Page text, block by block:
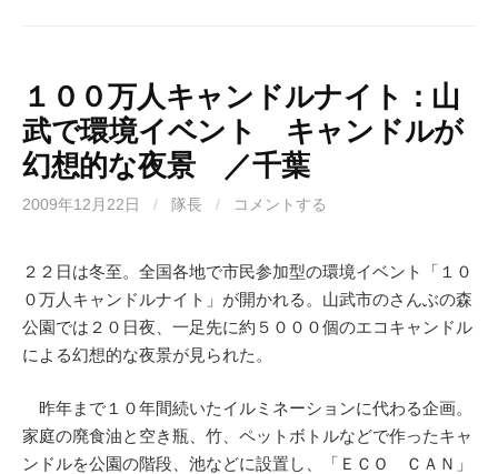
１００万人キャンドルナイト：山
武で環境イベント キャンドルが
幻想的な夜景 ／千葉
2009年12月22日 / 隊長 / コメントする
２２日は冬至。全国各地で市民参加型の環境イベント「１０
０万人キャンドルナイト」が開かれる。山武市のさんぶの森
公園では２０日夜、一足先に約５０００個のエコキャンドル
による幻想的な夜景が見られた。
昨年まで１０年間続いたイルミネーションに代わる企画。
家庭の廃食油と空き瓶、竹、ペットボトルなどで作ったキャ
ンドルを公園の階段、池などに設置し、「ＥＣＯ ＣＡＮ」